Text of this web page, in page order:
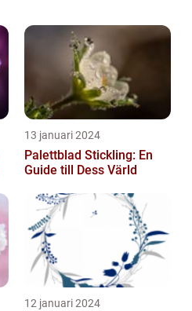
13 januari 2024
Palettblad Stickling: En
Guide till Dess Värld
12 januari 2024